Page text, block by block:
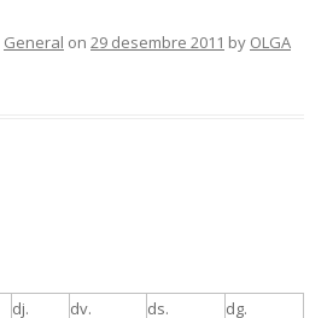
General on 29 desembre 2011 by OLGA
dj. dv. ds. dg.